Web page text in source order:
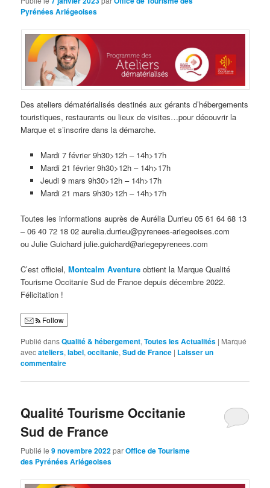
Pyrénées Ariégeoises
Des ateliers dématérialisés destinés aux gérants d’hébergements
touristiques, restaurants ou lieux de visites…pour découvrir la
Marque et s’inscrire dans la démarche.
Mardi 7 février 9h30>12h – 14h>17h
Mardi 21 février 9h30>12h – 14h>17h
Jeudi 9 mars 9h30>12h – 14h>17h
Mardi 21 mars 9h30>12h – 14h>17h
Toutes les informations auprès de Aurélia Durrieu 05 61 64 68 13
– 06 40 72 18 02 aurelia.durrieu@pyrenees-ariegeoises.com
ou Julie Guichard julie.guichard@ariegepyrenees.com
C’est officiel,Montcalm Aventure obtient la Marque Qualité
Tourisme Occitanie Sud de France depuis décembre 2022.
Félicitation !
Follow
Publié dansQualité & hébergement,Toutes les Actualités | Marqué
avecateliers,label,occitanie,Sud de France | Laisser un
commentaire
Qualité Tourisme Occitanie
Sud de France
Publié le9 novembre 2022parOffice de Tourisme
des Pyrénées Ariégeoises